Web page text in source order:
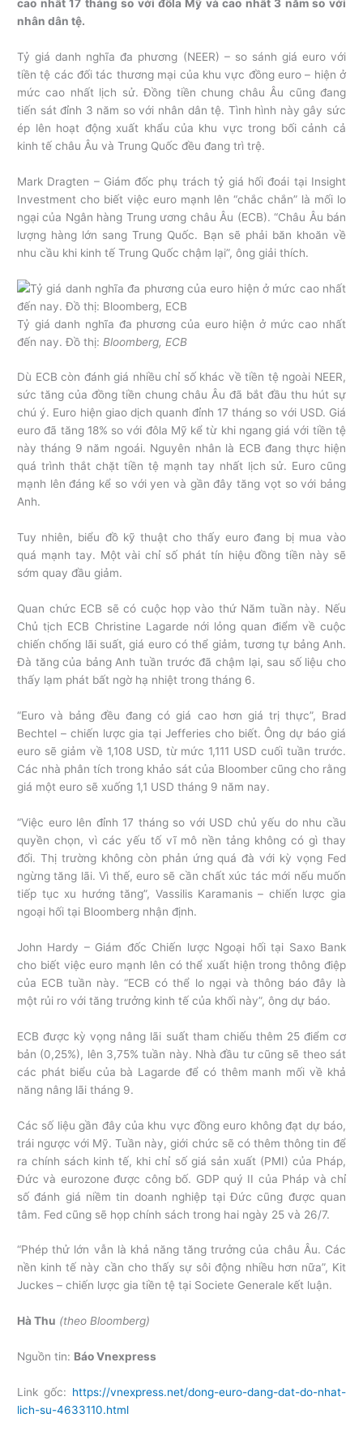
cao nhất 17 tháng so với đôla Mỹ và cao nhất 3 năm so với
nhân dân tệ.
Tỷ giá danh nghĩa đa phương (NEER) – so sánh giá euro với
tiền tệ các đối tác thương mại của khu vực đồng euro – hiện ở
mức cao nhất lịch sử. Đồng tiền chung châu Âu cũng đang
tiến sát đỉnh 3 năm so với nhân dân tệ. Tình hình này gây sức
ép lên hoạt động xuất khẩu của khu vực trong bối cảnh cả
kinh tế châu Âu và Trung Quốc đều đang trì trệ.
Mark Dragten – Giám đốc phụ trách tỷ giá hối đoái tại Insight
Investment cho biết việc euro mạnh lên “chắc chắn” là mối lo
ngại của Ngân hàng Trung ương châu Âu (ECB). “Châu Âu bán
lượng hàng lớn sang Trung Quốc. Bạn sẽ phải băn khoăn về
nhu cầu khi kinh tế Trung Quốc chậm lại”, ông giải thích.
Tỷ giá danh nghĩa đa phương của euro hiện ở mức cao nhất
đến nay. Đồ thị: Bloomberg, ECB
Dù ECB còn đánh giá nhiều chỉ số khác về tiền tệ ngoài NEER,
sức tăng của đồng tiền chung châu Âu đã bắt đầu thu hút sự
chú ý. Euro hiện giao dịch quanh đỉnh 17 tháng so với USD. Giá
euro đã tăng 18% so với đôla Mỹ kể từ khi ngang giá với tiền tệ
này tháng 9 năm ngoái. Nguyên nhân là ECB đang thực hiện
quá trình thắt chặt tiền tệ mạnh tay nhất lịch sử. Euro cũng
mạnh lên đáng kể so với yen và gần đây tăng vọt so với bảng
Anh.
Tuy nhiên, biểu đồ kỹ thuật cho thấy euro đang bị mua vào
quá mạnh tay. Một vài chỉ số phát tín hiệu đồng tiền này sẽ
sớm quay đầu giảm.
Quan chức ECB sẽ có cuộc họp vào thứ Năm tuần này. Nếu
Chủ tịch ECB Christine Lagarde nới lỏng quan điểm về cuộc
chiến chống lãi suất, giá euro có thể giảm, tương tự bảng Anh.
Đà tăng của bảng Anh tuần trước đã chậm lại, sau số liệu cho
thấy lạm phát bất ngờ hạ nhiệt trong tháng 6.
“Euro và bảng đều đang có giá cao hơn giá trị thực”, Brad
Bechtel – chiến lược gia tại Jefferies cho biết. Ông dự báo giá
euro sẽ giảm về 1,108 USD, từ mức 1,111 USD cuối tuần trước.
Các nhà phân tích trong khảo sát của Bloomber cũng cho rằng
giá một euro sẽ xuống 1,1 USD tháng 9 năm nay.
“Việc euro lên đỉnh 17 tháng so với USD chủ yếu do nhu cầu
quyền chọn, vì các yếu tố vĩ mô nền tảng không có gì thay
đổi. Thị trường không còn phản ứng quá đà với kỳ vọng Fed
ngừng tăng lãi. Vì thế, euro sẽ cần chất xúc tác mới nếu muốn
tiếp tục xu hướng tăng”, Vassilis Karamanis – chiến lược gia
ngoại hối tại Bloomberg nhận định.
John Hardy – Giám đốc Chiến lược Ngoại hối tại Saxo Bank
cho biết việc euro mạnh lên có thể xuất hiện trong thông điệp
của ECB tuần này. “ECB có thể lo ngại và thông báo đây là
một rủi ro với tăng trưởng kinh tế của khối này”, ông dự báo.
ECB được kỳ vọng nâng lãi suất tham chiếu thêm 25 điểm cơ
bản (0,25%), lên 3,75% tuần này. Nhà đầu tư cũng sẽ theo sát
các phát biểu của bà Lagarde để có thêm manh mối về khả
năng nâng lãi tháng 9.
Các số liệu gần đây của khu vực đồng euro không đạt dự báo,
trái ngược với Mỹ. Tuần này, giới chức sẽ có thêm thông tin để
ra chính sách kinh tế, khi chỉ số giá sản xuất (PMI) của Pháp,
Đức và eurozone được công bố. GDP quý II của Pháp và chỉ
số đánh giá niềm tin doanh nghiệp tại Đức cũng được quan
tâm. Fed cũng sẽ họp chính sách trong hai ngày 25 và 26/7.
“Phép thử lớn vẫn là khả năng tăng trưởng của châu Âu. Các
nền kinh tế này cần cho thấy sự sôi động nhiều hơn nữa”, Kit
Juckes – chiến lược gia tiền tệ tại Societe Generale kết luận.
Hà Thu (theo Bloomberg)
Nguồn tin: Báo Vnexpress
Link gốc: https://vnexpress.net/dong-euro-dang-dat-do-nhat-
lich-su-4633110.html